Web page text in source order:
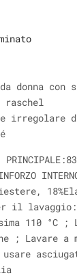
donna con
raschel
irregolare
il lavaggio:
110 °C
; Lavare a